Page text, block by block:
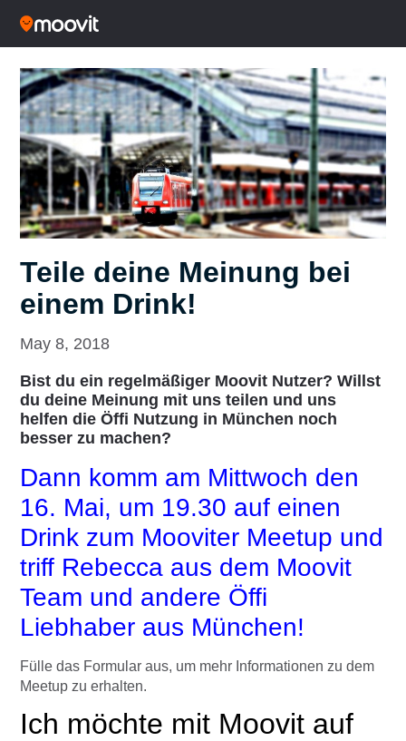
Teile deine Meinung bei
einem Drink!
May 8, 2018
Bist du ein regelmäßiger Moovit Nutzer? Willst
du deine Meinung mit uns teilen und uns
helfen die Öffi Nutzung in München noch
besser zu machen?
Dann komm am Mittwoch den
16. Mai, um 19.30 auf einen
Drink zum Mooviter Meetup und
triff Rebecca aus dem Moovit
Team und andere Öffi
Liebhaber aus München!
Fülle das Formular aus, um mehr Informationen zu dem
Meetup zu erhalten.